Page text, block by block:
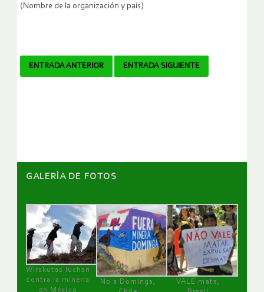
(Nombre de la organización y país)
Navegador
ENTRADA ANTERIOR ENTRADA SIGUIENTE
GALERÌA DE FOTOS
Wirakutas luchan
contra la minería
en México
No a Dominga,
VALE mata,